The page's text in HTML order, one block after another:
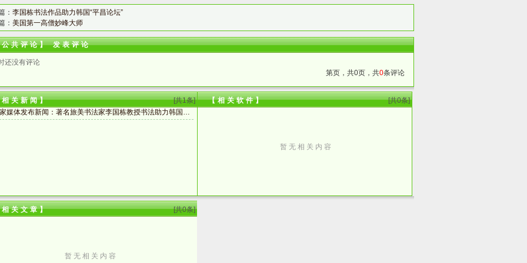
： 李国栋书法作品助力韩国“平昌论坛”
： 美国第一高僧妙峰大师
公共评论】发表评论
还没有评论
第页，共0页，共0条评论
[共1条]
相关新闻】
媒体发布新闻：著名旅美书法家李国栋教授书法助力韩国冬季奥运会
[共0条]
【相关软件】
暂 无 相 关 内 容
[共0条]
相关文章】
暂 无 相 关 内 容